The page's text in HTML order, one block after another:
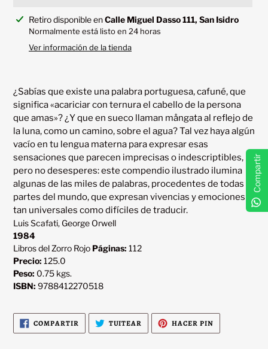
Agregando
producto
Retiro disponible enCalle Miguel Dasso 111, San Isidro
Normalmente está listo en 24 horas
Ver información de la tienda
¿Sabías que existe una palabra portuguesa, cafuné, que
significa «acariciar con ternura el cabello de la persona
que amas»? ¿Y que en sueco llaman mångata al reflejo de
la luna, como un camino, sobre el agua? Tal vez haya algún
vacío en tu lengua materna para expresar esas
sensaciones que parecen imprecisas o indescriptibles,
pero no desesperes: este compendio ilustrado ilumina
algunas de las miles de palabras, procedentes de todas
partes del mundo, que expresan vivencias y emociones
Luis Scafati, George Orwell
1984
Libros del Zorro Rojo Páginas: 112
Precio: 125.0
Peso: 0.75 kgs.
ISBN: 9788412270518
COMPARTIR COMPARTIR
EN
FACEBOOK
TUITEAR TUITEAR
TWITTER
HACER PINPINEAR
PINTEREST
Compartir